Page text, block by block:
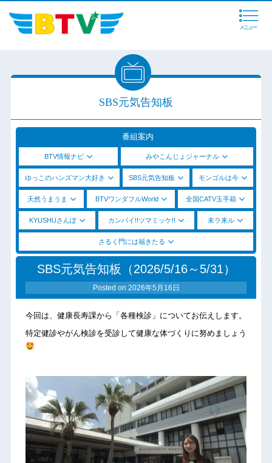
メニュー
SBS元気告知板
番組案内
BTV情報ナビ みやこんじょジャーナル
ゆっこのハンズマン大好き SBS元気告知板 モンゴルは今
天然うまうま BTVワンダフルWorld 全国CATV玉手箱
KYUSHUさんぽ カンパイ!!ツマミッケ!! 未ラ来ル
さるく門には福きたる
SBS元気告知板（2026/5/16～5/31）
Posted on 2026年5月16日
今回は、健康長寿課から「各種検診」についてお伝えします。
特定健診やがん検診を受診して健康な体づくりに努めましょう